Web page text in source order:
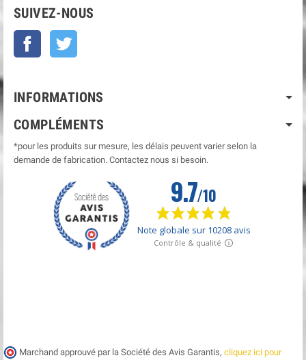
SUIVEZ-NOUS
Facebook
INFORMATIONS
COMPLÉMENTS
*pour les produits sur mesure, les délais peuvent varier selon la
demande de fabrication. Contactez nous si besoin.
Marchand approuvé par la Société des Avis Garantis, cliquez ici pour